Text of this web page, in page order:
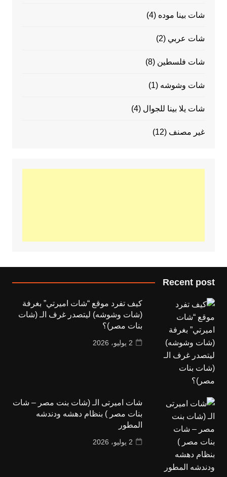
شات بينا موده (4)
شات عربي (2)
شات فلسطين (8)
شات وشوشه (1)
شات يلا بينا للجوال (4)
غير مصنف (12)
Recent post
كيف تفرد موقع “شات اميرتي” بغرفة
(شات وشوشه) ليتصدر غرف الـ (شات
بنات مصر)؟
2 يوليو، 2026
شات اميرتى الـ (شات بنت مصر – شات
بنات مصر ) بنظام دهشه ودندشه
المطور
2 يوليو، 2026